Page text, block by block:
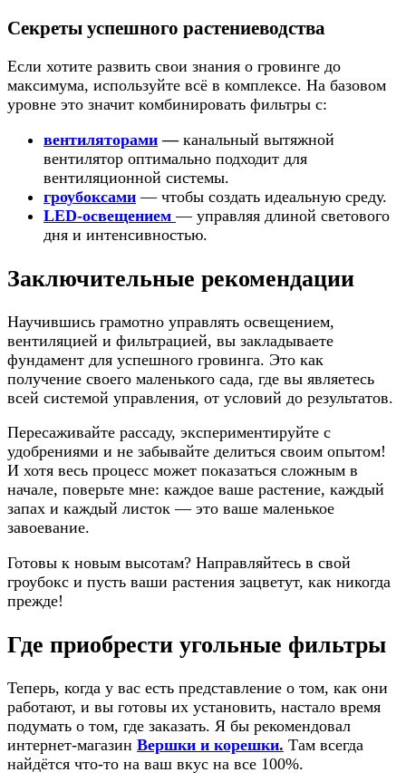
Секреты успешного растениеводства
Если хотите развить свои знания о гровинге до
максимума, используйте всё в комплексе. На базовом
уровне это значит комбинировать фильтры с:
вентиляторами — канальный вытяжной
вентилятор оптимально подходит для
вентиляционной системы.
гроубоксами — чтобы создать идеальную среду.
LED-освещением— управляя длиной светового
дня и интенсивностью.
Заключительные рекомендации
Научившись грамотно управлять освещением,
вентиляцией и фильтрацией, вы закладываете
фундамент для успешного гровинга. Это как
получение своего маленького сада, где вы являетесь
всей системой управления, от условий до результатов.
Пересаживайте рассаду, экспериментируйте с
удобрениями и не забывайте делиться своим опытом!
И хотя весь процесс может показаться сложным в
начале, поверьте мне: каждое ваше растение, каждый
запах и каждый листок — это ваше маленькое
завоевание.
Готовы к новым высотам? Направляйтесь в свой
гроубокс и пусть ваши растения зацветут, как никогда
прежде!
Где приобрести угольные фильтры
Теперь, когда у вас есть представление о том, как они
работают, и вы готовы их установить, настало время
подумать о том, где заказать. Я бы рекомендовал
интернет-магазин Вершки и корешки. Там всегда
найдётся что-то на ваш вкус на все 100%.